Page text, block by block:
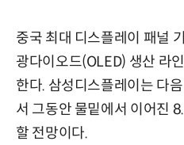
중국 최대 디스플레이 패널
광다이오드(OLED) 생산 라
한다. 삼성디스플레이는 다
서 그동안 물밑에서 이어진
할 전망이다.